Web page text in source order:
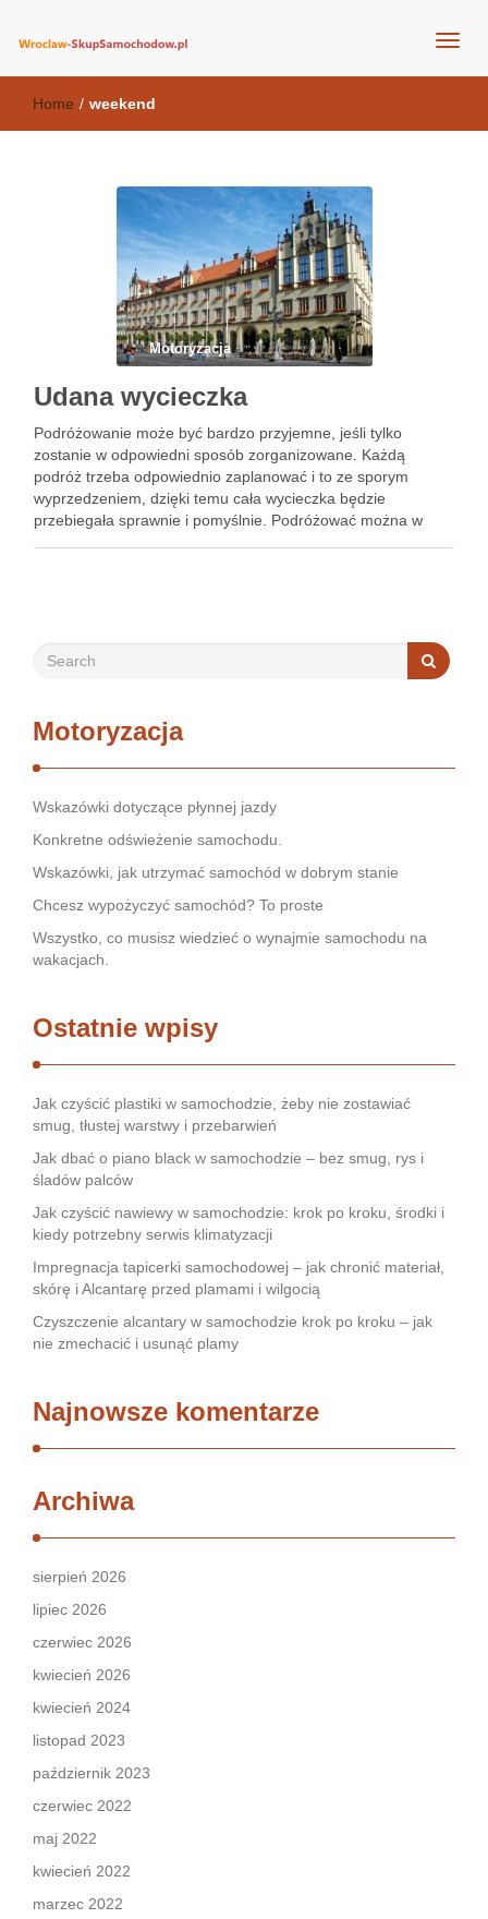
wroclaw-skupsamochodow.pl
Home / weekend
Motoryzacja
Udana wycieczka
Podróżowanie może być bardzo przyjemne, jeśli tylko
zostanie w odpowiedni sposób zorganizowane. Każdą
podróż trzeba odpowiednio zaplanować i to ze sporym
wyprzedzeniem, dzięki temu cała wycieczka będzie
przebiegała sprawnie i pomyślnie. Podróżować można w
Motoryzacja
Wskazówki dotyczące płynnej jazdy
Konkretne odświeżenie samochodu.
Wskazówki, jak utrzymać samochód w dobrym stanie
Chcesz wypożyczyć samochód? To proste
Wszystko, co musisz wiedzieć o wynajmie samochodu na
wakacjach.
Ostatnie wpisy
Jak czyścić plastiki w samochodzie, żeby nie zostawiać
smug, tłustej warstwy i przebarwień
Jak dbać o piano black w samochodzie – bez smug, rys i
śladów palców
Jak czyścić nawiewy w samochodzie: krok po kroku, środki i
kiedy potrzebny serwis klimatyzacji
Impregnacja tapicerki samochodowej – jak chronić materiał,
skórę i Alcantarę przed plamami i wilgocią
Czyszczenie alcantary w samochodzie krok po kroku – jak
nie zmechacić i usunąć plamy
Najnowsze komentarze
Archiwa
sierpień 2026
lipiec 2026
czerwiec 2026
kwiecień 2026
kwiecień 2024
listopad 2023
październik 2023
czerwiec 2022
maj 2022
kwiecień 2022
marzec 2022